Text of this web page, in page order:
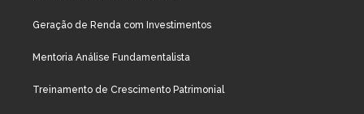
Geração de Renda com Investimentos
Mentoria Análise Fundamentalista
Treinamento de Crescimento Patrimonial